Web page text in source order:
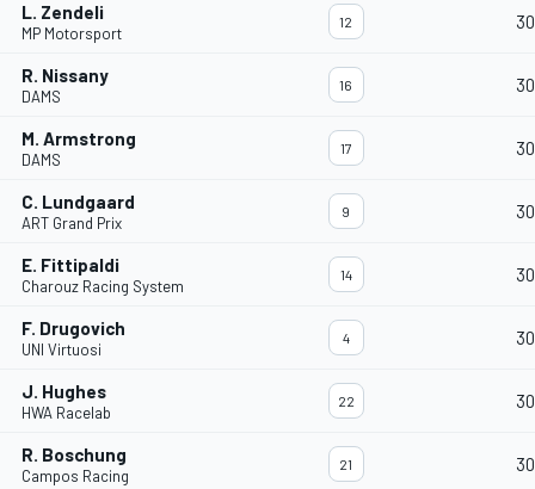
L. Zendeli
MP Motorsport
12 30
R. Nissany
DAMS
16 30
M. Armstrong
DAMS
17 30
C. Lundgaard
ART Grand Prix
9 30
E. Fittipaldi
Charouz Racing System
14 30
F. Drugovich
UNI Virtuosi
4 30
J. Hughes
HWA Racelab
22 30
R. Boschung
Campos Racing
21 30